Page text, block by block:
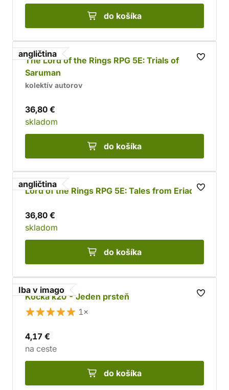
do košíka
angličtina
The Lord of the Rings RPG 5E: Trials of
Saruman
kolektív autorov
36,80 €
skladom
do košíka
angličtina
Lord of the Rings RPG 5E: Tales from Eriador
36,80 €
skladom
do košíka
Iba v imago
Kocka k20 - Jeden prsteň
1×
4,17 €
na ceste
do košíka